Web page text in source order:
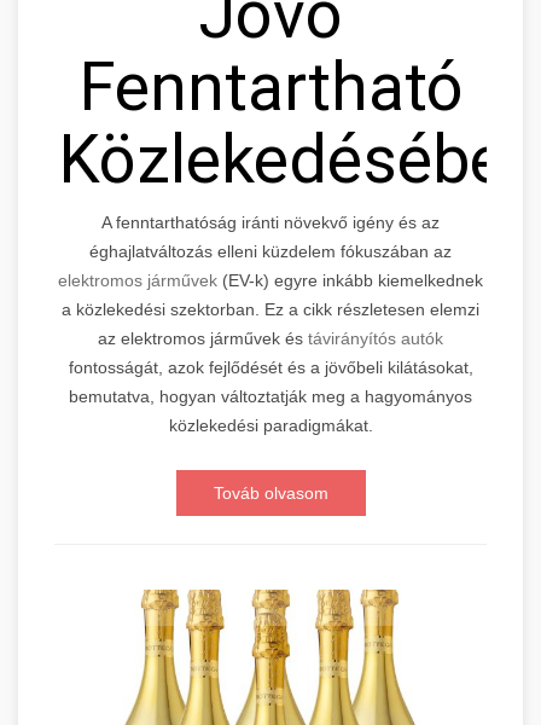
Fenntartható
Közlekedésében
A fenntarthatóság iránti növekvő igény és az
éghajlatváltozás elleni küzdelem fókuszában az
elektromos járművek (EV-k) egyre inkább kiemelkednek
a közlekedési szektorban. Ez a cikk részletesen elemzi
az elektromos járművek és távirányítós autók
fontosságát, azok fejlődését és a jövőbeli kilátásokat,
bemutatva, hogyan változtatják meg a hagyományos
közlekedési paradigmákat.
Továb olvasom